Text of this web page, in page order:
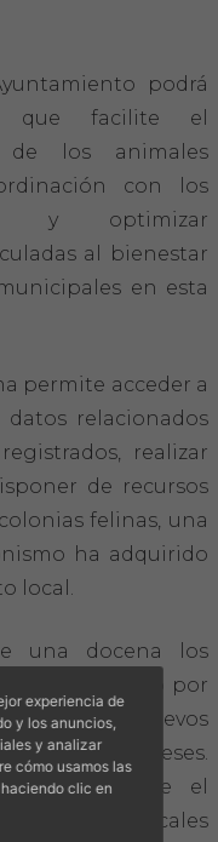
podrá
que facilite el
de los animales
con los
y optimizar
al bienestar
en esta
permite acceder a
relacionados
realizar
de recursos
felinas, una
ha adquirido
local.
una docena los
han apostado por
es que nuevos
próximos meses.
positivamente el
locales
experiencia de
y los anuncios,
y analizar
cómo usamos las
clic en